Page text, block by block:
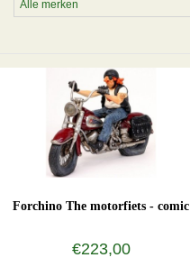
Forchino The motorfiets - comic
€223,00